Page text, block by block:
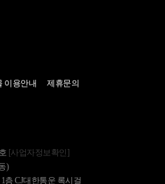
이용안내 제휴문의
[사업자정보확인]
)
층 CJ대한통운 록시걸